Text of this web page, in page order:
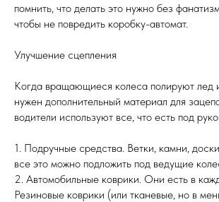
помнить, что делать это нужно без
чтобы не повредить коробку-автомат.
Улучшение сцепления
Когда вращающиеся колеса полируют лед
нужен дополнительный материал для
водители используют все, что есть под
1. Подручные средства. Ветки, камни,
все это можно подложить под ведущие
2. Автомобильные коврики. Они есть в
Резиновые коврики (или тканевые, но в